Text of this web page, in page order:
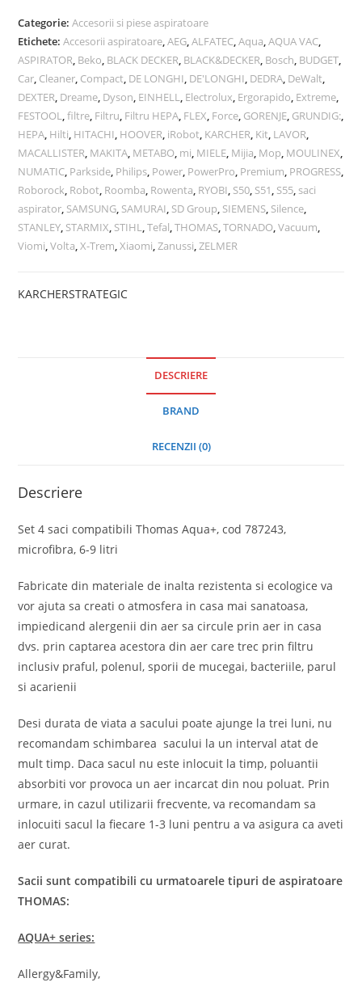
Categorie:Accesorii si piese aspiratoare
Etichete:Accesorii aspiratoare,AEG,ALFATEC,Aqua,AQUA VAC,
ASPIRATOR, Beko, BLACK DECKER, BLACK&DECKER, Bosch, BUDGET,
Car, Cleaner, Compact, DE LONGHI, DE'LONGHI, DEDRA, DeWalt,
DEXTER, Dreame, Dyson, EINHELL, Electrolux, Ergorapido, Extreme,
FESTOOL,filtre, Filtru, Filtru HEPA, FLEX, Force, GORENJE, GRUNDIG:,
HEPA, Hilti, HITACHI, HOOVER, iRobot, KARCHER, Kit, LAVOR,
MACALLISTER, MAKITA, METABO, mi, MIELE, Mijia, Mop, MOULINEX,
NUMATIC, Parkside, Philips, Power, PowerPro, Premium, PROGRESS,
Roborock, Robot, Roomba, Rowenta, RYOBI, S50, S51, S55, saci
aspirator, SAMSUNG, SAMURAI, SD Group, SIEMENS, Silence,
STANLEY, STARMIX, STIHL,Tefal,THOMAS,TORNADO,Vacuum,
Viomi,Volta,X-Trem,Xiaomi,Zanussi,ZELMER
KARCHERSTRATEGIC
DESCRIERE
BRAND
RECENZII (0)
Descriere
Set 4 saci compatibili Thomas Aqua+, cod 787243,
microfibra, 6-9 litri
Fabricate din materiale de inalta rezistenta si ecologice va
vor ajuta sa creati o atmosfera in casa mai sanatoasa,
impiedicand alergenii din aer sa circule prin aer in casa
dvs. prin captarea acestora din aer care trec prin filtru
inclusiv praful, polenul, sporii de mucegai, bacteriile, parul
si acarienii
Desi durata de viata a sacului poate ajunge la trei luni, nu
recomandam schimbarea sacului la un interval atat de
mult timp. Daca sacul nu este inlocuit la timp, poluantii
absorbiti vor provoca un aer incarcat din nou poluat. Prin
urmare, in cazul utilizarii frecvente, va recomandam sa
inlocuiti sacul la fiecare 1-3 luni pentru a va asigura ca aveti
aer curat.
Sacii sunt compatibili cu urmatoarele tipuri de aspiratoare
THOMAS:
AQUA+ series:
Allergy&Family,